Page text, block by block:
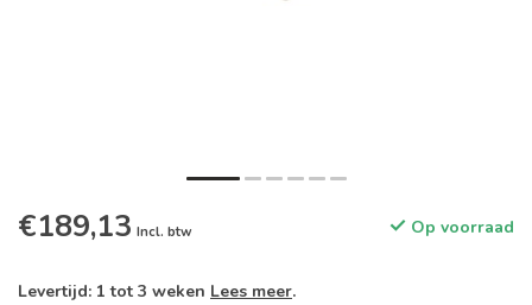
€189,13 Incl. btw Op voorraad
Levertijd: 1 tot 3 weken Lees meer.